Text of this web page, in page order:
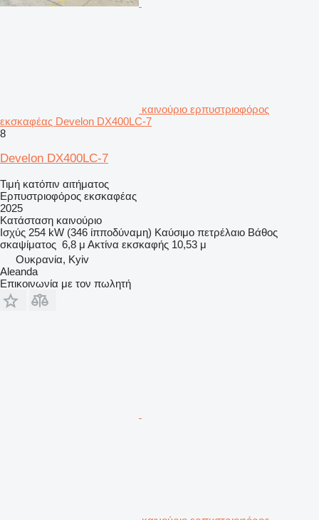
καινούριο ερπυστριοφόρος
εκσκαφέας Develon DX400LC-7
8
Develon DX400LC-7
Τιμή κατόπιν αιτήματος
Ερπυστριοφόρος εκσκαφέας
2025
Κατάσταση καινούριο
Ισχύς 254 kW (346 ίπποδύναμη) Καύσιμο πετρέλαιο Βάθος
σκαψίματος 6,8 μ Ακτίνα εκσκαφής 10,53 μ
Ουκρανία, Kyiv
Aleanda
Επικοινωνία με τον πωλητή